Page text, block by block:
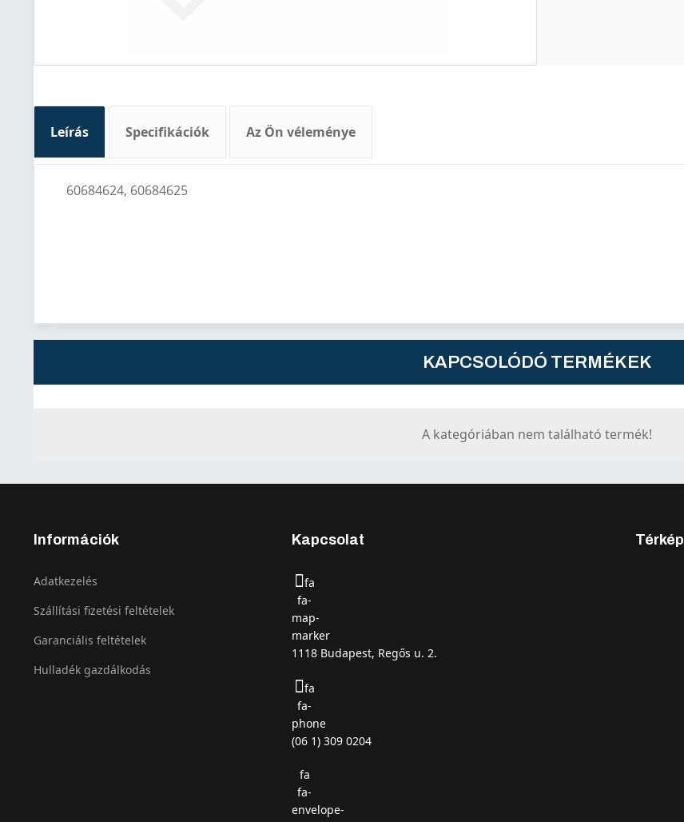
Leírás Specifikációk Az Ön véleménye
60684624, 60684625
KAPCSOLÓDÓ TERMÉKEK
A kategóriában nem található termék!
Információk
Adatkezelés
Szállítási fizetési feltételek
Garanciális feltételek
Hulladék gazdálkodás
Kapcsolat
fa
fa-
map-
marker
1118 Budapest, Regős u. 2.
fa
fa-
phone
(06 1) 309 0204
fa
fa-
envelope-
Térkép